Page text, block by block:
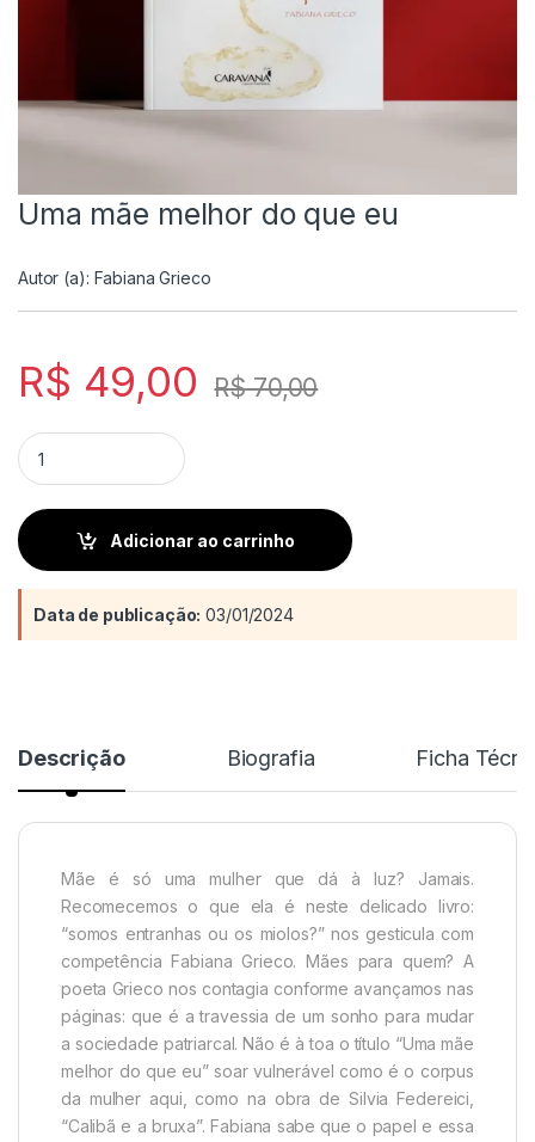
Uma mãe melhor do que eu
Autor (a): Fabiana Grieco
R$ 49,00 R$70,00
Uma mãe melhor do que eu quantity
Adicionar ao carrinho
Data de publicação: 03/01/2024
Descrição Biografia Ficha
Mãe é só uma mulher que dá à luz? Jamais.
Recomecemos o que ela é neste delicado livro:
“somos entranhas ou os miolos?” nos gesticula com
competência Fabiana Grieco. Mães para quem? A
poeta Grieco nos contagia conforme avançamos nas
páginas: que é a travessia de um sonho para mudar
a sociedade patriarcal. Não é à toa o título “Uma mãe
melhor do que eu” soar vulnerável como é o corpus
da mulher aqui, como na obra de Silvia Federeici,
“Calibã e a bruxa”. Fabiana sabe que o papel e essa